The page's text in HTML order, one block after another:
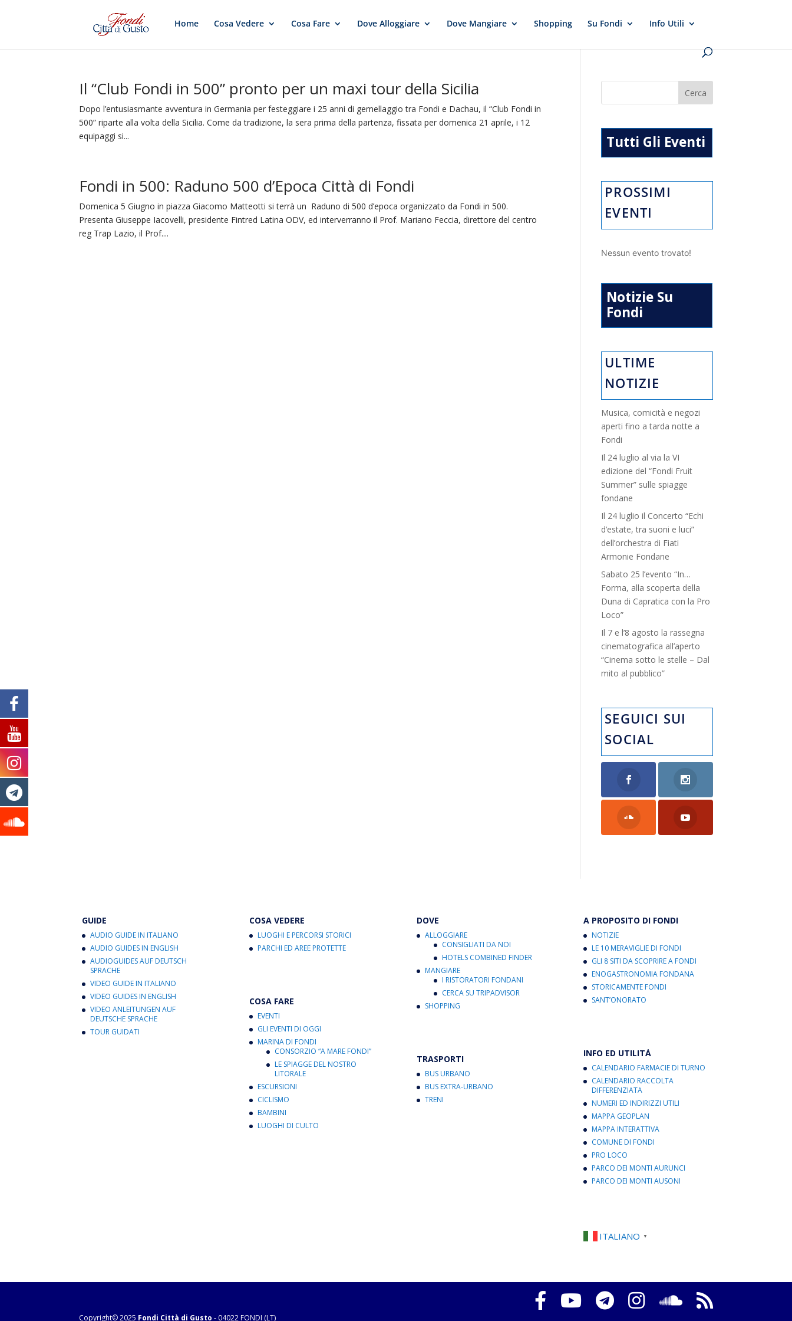
Home Cosa Vedere Cosa Fare Dove Alloggiare Dove Mangiare Shopping Su Fondi Info Utili
Il “Club Fondi in 500” pronto per un maxi tour della Sicilia
Dopo l’entusiasmante avventura in Germania per festeggiare i 25 anni di gemellaggio tra Fondi e Dachau, il “Club Fondi in
500” riparte alla volta della Sicilia. Come da tradizione, la sera prima della partenza, fissata per domenica 21 aprile, i 12
equipaggi si...
Fondi in 500: Raduno 500 d’Epoca Città di Fondi
Domenica 5 Giugno in piazza Giacomo Matteotti si terrà un Raduno di 500 d’epoca organizzato da Fondi in 500.
Presenta Giuseppe Iacovelli, presidente Fintred Latina ODV, ed interverranno il Prof. Mariano Feccia, direttore del centro
reg Trap Lazio, il Prof....
Tutti Gli Eventi
PROSSIMI
EVENTI
Nessun evento trovato!
Notizie Su
Fondi
ULTIME
NOTIZIE
Musica, comicità e negozi
aperti fino a tarda notte a
Fondi
Il 24 luglio al via la VI
edizione del “Fondi Fruit
Summer” sulle spiagge
fondane
Il 24 luglio il Concerto “Echi
d’estate, tra suoni e luci”
dell’orchestra di Fiati
Armonie Fondane
Sabato 25 l’evento “In…
Forma, alla scoperta della
Duna di Capratica con la Pro
Loco”
Il 7 e l’8 agosto la rassegna
cinematografica all’aperto
“Cinema sotto le stelle – Dal
mito al pubblico”
SEGUICI SUI
SOCIAL
GUIDE
AUDIO GUIDE IN ITALIANO
AUDIO GUIDES IN ENGLISH
AUDIOGUIDES AUF DEUTSCH
SPRACHE
VIDEO GUIDE IN ITALIANO
VIDEO GUIDES IN ENGLISH
VIDEO ANLEITUNGEN AUF
DEUTSCHE SPRACHE
TOUR GUIDATI
COSA VEDERE
LUOGHI E PERCORSI STORICI
PARCHI ED AREE PROTETTE
COSA FARE
EVENTI
GLI EVENTI DI OGGI
MARINA DI FONDI
CONSORZIO “A MARE FONDI”
LE SPIAGGE DEL NOSTRO
LITORALE
ESCURSIONI
CICLISMO
BAMBINI
LUOGHI DI CULTO
DOVE
ALLOGGIARE
CONSIGLIATI DA NOI
HOTELS COMBINED FINDER
MANGIARE
I RISTORATORI FONDANI
CERCA SU TRIPADVISOR
SHOPPING
TRASPORTI
BUS URBANO
BUS EXTRA-URBANO
TRENI
A PROPOSITO DI FONDI
NOTIZIE
LE 10 MERAVIGLIE DI FONDI
GLI 8 SITI DA SCOPRIRE A FONDI
ENOGASTRONOMIA FONDANA
STORICAMENTE FONDI
SANT’ONORATO
INFO ED UTILITÀ
CALENDARIO FARMACIE DI TURNO
CALENDARIO RACCOLTA
DIFFERENZIATA
NUMERI ED INDIRIZZI UTILI
MAPPA GEOPLAN
MAPPA INTERATTIVA
COMUNE DI FONDI
PRO LOCO
PARCO DEI MONTI AURUNCI
PARCO DEI MONTI AUSONI
ITALIANO ▼
Copyright© 2025 Fondi Città di Gusto - 04022 FONDI (LT)